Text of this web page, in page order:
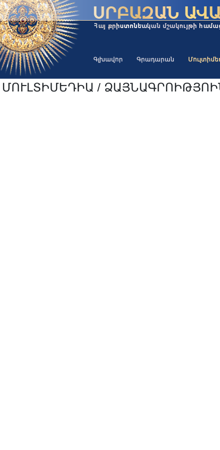
Գլխավոր Գրադարան
ՄՈՒԼՏԻՄԵԴԻԱ /